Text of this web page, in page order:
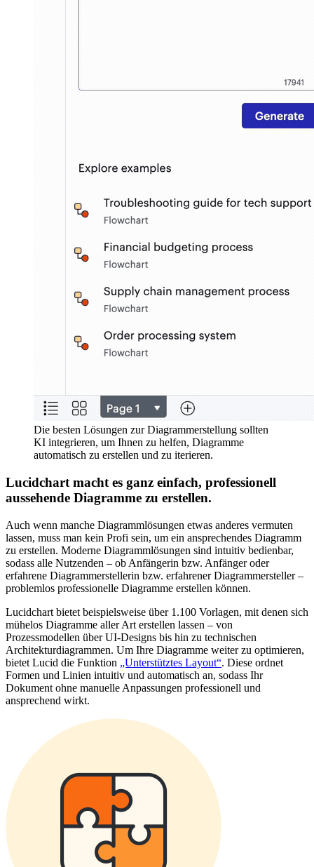
Die besten Lösungen zur Diagrammerstellung sollten
KI integrieren, um Ihnen zu helfen, Diagramme
automatisch zu erstellen und zu iterieren.
Lucidchart macht es ganz einfach, professionell
aussehende Diagramme zu erstellen.
Auch wenn manche Diagrammlösungen etwas anderes vermuten
lassen, muss man kein Profi sein, um ein ansprechendes Diagramm
zu erstellen. Moderne Diagrammlösungen sind intuitiv bedienbar,
sodass alle Nutzenden – ob Anfängerin bzw. Anfänger oder
erfahrene Diagrammerstellerin bzw. erfahrener Diagrammersteller –
problemlos professionelle Diagramme erstellen können.
Lucidchart bietet beispielsweise über 1.100 Vorlagen, mit denen sich
mühelos Diagramme aller Art erstellen lassen – von
Prozessmodellen über UI-Designs bis hin zu technischen
Architekturdiagrammen. Um Ihre Diagramme weiter zu optimieren,
bietet Lucid die Funktion „Unterstütztes Layout“. Diese ordnet
Formen und Linien intuitiv und automatisch an, sodass Ihr
Dokument ohne manuelle Anpassungen professionell und
ansprechend wirkt.